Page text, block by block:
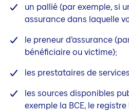
un pallié (par exemple, si
assurance dans laquelle
le preneur d’assurance
bénéficiaire ou victime);
les prestataires de
les sources disponibles
exemple la BCE, le registre